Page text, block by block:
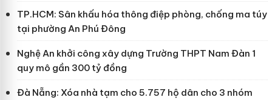
TP.HCM: Sân khấu hóa thông điệp phòng, chống ma túy
tại phường An Phú Đông
Nghệ An khởi công xây dựng Trường THPT Nam Đàn 1
quy mô gần 300 tỷ đồng
Đà Nẵng: Xóa nhà tạm cho 5.757 hộ dân cho 3 nhóm